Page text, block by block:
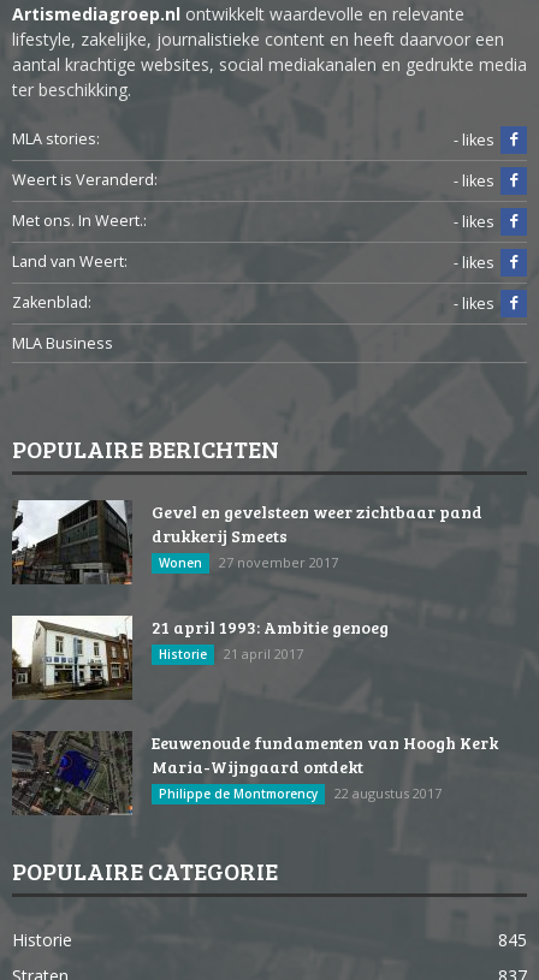
Artismediagroep.nl ontwikkelt waardevolle en relevante
lifestyle, zakelijke, journalistieke content en heeft daarvoor een
aantal krachtige websites, social mediakanalen en gedrukte media
ter beschikking.
MLA stories:
- likes
Weert is Veranderd:
- likes
Met ons. In Weert.:
- likes
Land van Weert:
- likes
Zakenblad:
- likes
MLA Business
POPULAIRE BERICHTEN
Gevel en gevelsteen weer zichtbaar pand
drukkerij Smeets
Wonen 27 november 2017
21 april 1993: Ambitie genoeg
Historie 21 april 2017
Eeuwenoude fundamenten van Hoogh Kerk
Maria-Wijngaard ontdekt
Philippe de Montmorency 22 augustus 2017
POPULAIRE CATEGORIE
Historie
845